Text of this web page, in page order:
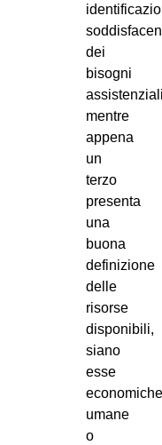
dei
bisogni
mentre
appena
un
terzo
presenta
una
buona
definizione
delle
risorse
disponibili,
siano
esse
umane
o